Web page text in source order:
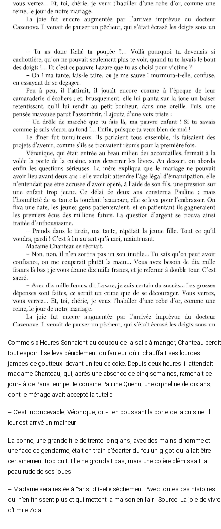
Comme six Heures Sonnaient au coucou de la salle à manger, Chanteau perdit
tout espoir. Il se leva péniblement du fauteuil où il chauffait ses lourdes
jambes de goutteux, devant un feu de coke. Depuis deux heures, il attendait
madame Chanteau, qui, après une absence de cinq semaines, ramenait ce
jour-là de Paris leur petite cousine Pauline Quenu, une orpheline de dix ans,
dont le ménage avait accepté la tutelle.
– C’est inconcevable, Véronique, dit-il en poussant la porte de la cuisine. Il
leur est arrivé un malheur.
La bonne, une grande fille de trente-cinq ans, avec des mains d’homme et
une face de gendarme, était en train d’écarter du feu un gigot qui allait être
certainement trop cuit. Elle ne grondait pas, mais une colère blêmissait la
peau rude de ses joues.
– Madame sera restée à Paris, dit-elle sèchement. Avec toutes ces histoires
qui n’en finissent plus et qui mettent la maison en l’air ! Source: La joie de vivre
d’Emile Zola.